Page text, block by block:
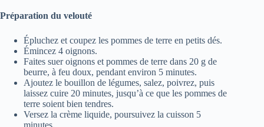
Préparation du velouté
Épluchez et coupez les pommes de terre en petits dés.
Émincez 4 oignons.
Faites suer oignons et pommes de terre dans 20 g de
beurre, à feu doux, pendant environ 5 minutes.
Ajoutez le bouillon de légumes, salez, poivrez, puis
laissez cuire 20 minutes, jusqu’à ce que les pommes de
terre soient bien tendres.
Versez la crème liquide, poursuivez la cuisson 5
minutes.